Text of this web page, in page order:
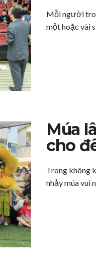
Mỗi người
một hoặc vài
Múa
cho
Trong không
nhảy múa vui